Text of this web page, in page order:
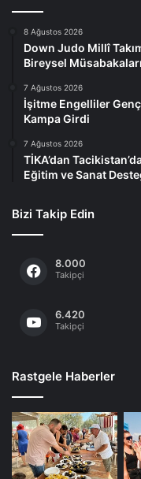
8 Ağustos 2026
Down Judo Millî
Bireysel
7 Ağustos 2026
İşitme Engelliler Genç
Kampa Girdi
7 Ağustos 2026
TİKA’dan
Eğitim ve Sanat
Bizi Takip Edin
8.000
Takipçi
6.420
Takipçi
Rastgele Haberler